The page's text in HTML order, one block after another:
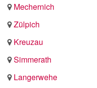
Mechernich
Zülpich
Kreuzau
Simmerath
Langerwehe